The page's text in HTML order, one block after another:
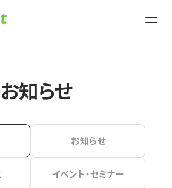
お知らせ
お知らせ
イベント・セミナー